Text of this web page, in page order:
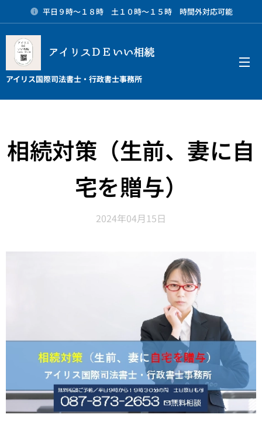
平日９時～１８時 土１０時～１５時 時間外対応可能
アイリスＤＥいい相続
アイリス国際司法書士・行政書士事務所
相続対策（生前、妻に自
宅を贈与）
2024年04月15日